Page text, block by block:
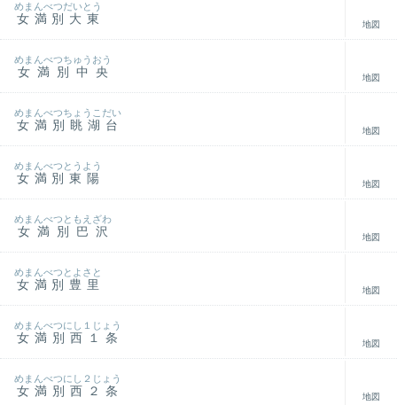
女満別大東
めまんべつだいとう
地図
女満別中央
めまんべつちゅうおう
地図
女満別眺湖台
めまんべつちょうこだい
地図
女満別東陽
めまんべつとうよう
地図
女満別巴沢
めまんべつともえざわ
地図
女満別豊里
めまんべつとよさと
地図
女満別西１条
めまんべつにし１じょう
地図
女満別西２条
めまんべつにし２じょう
地図